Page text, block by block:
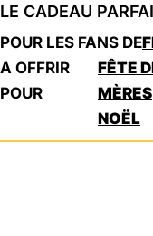
LE CADEAU
POUR LES FANS DE
A OFFRIR
POUR
FÊTE
MÈRES
NOËL